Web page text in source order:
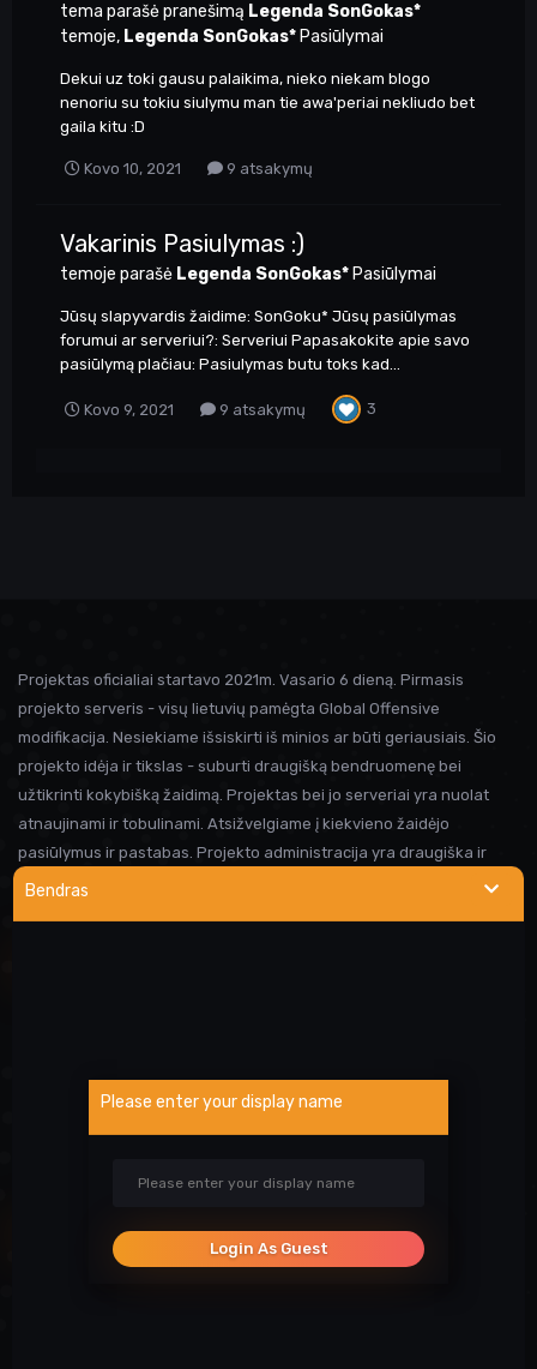
tema parašė pranešimą Legenda SonGokas*
temoje, Legenda SonGokas* Pasiūlymai
Dekui uz toki gausu palaikima, nieko niekam blogo
nenoriu su tokiu siulymu man tie awa'periai nekliudo bet
gaila kitu :D
Kovo 10, 2021 9 atsakymų
Vakarinis Pasiulymas :)
temoje parašė Legenda SonGokas* Pasiūlymai
Jūsų slapyvardis žaidime: SonGoku* Jūsų pasiūlymas
forumui ar serveriui?: Serveriui Papasakokite apie savo
pasiūlymą plačiau: Pasiulymas butu toks kad...
Kovo 9, 2021 9 atsakymų 3
Bendras
Please enter your display name
Login As Guest
Projektas oficialiai startavo 2021m. Vasario 6 dieną. Pirmasis
projekto serveris - visų lietuvių pamėgta Global Offensive
modifikacija. Nesiekiame išsiskirti iš minios ar būti geriausiais. Šio
projekto idėja ir tikslas - suburti draugišką bendruomenę bei
užtikrinti kokybišką žaidimą. Projektas bei jo serveriai yra nuolat
atnaujinami ir tobulinami. Atsižvelgiame į kiekvieno žaidėjo
pasiūlymus ir pastabas. Projekto administracija yra draugiška ir
visada linkusi padėti prireikus pagalbos. Iki susitikimo serveryje!
Atsiblokavimo anketa
SOCIALINIAI TINKLAI